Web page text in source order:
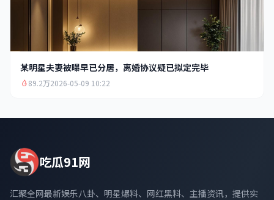
某明星夫妻被曝早已分居，离婚协议疑已拟定完毕
89.2万2026-05-09 10:22
吃瓜91网
汇聚全网最新娱乐八卦、明星爆料、网红黑料、主播资讯，提供实